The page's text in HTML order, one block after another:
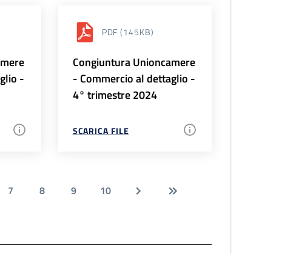
-
PDF (145KB)
Congiuntura Unioncamere
- Commercio al dettaglio -
4° trimestre 2024
SCARICA FILE
7 8 9 10